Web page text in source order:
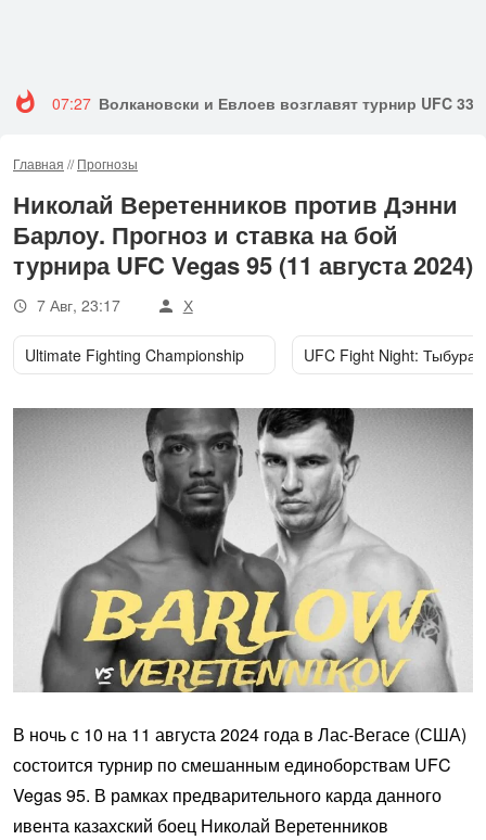
07:27 Волкановски и Евлоев возглавят турнир UFC 333
Главная //Прогнозы
Николай Веретенников против Дэнни
Барлоу. Прогноз и ставка на бой
турнира UFC Vegas 95 (11 августа 2024)
7 Авг, 23:17 Х
Ultimate Fighting Championship UFC Fight Night: Тыбура
В ночь с 10 на 11 августа 2024 года в Лас-Вегасе (США)
состоится турнир по смешанным единоборствам UFC
Vegas 95. В рамках предварительного карда данного
ивента казахский боец Николай Веретенников